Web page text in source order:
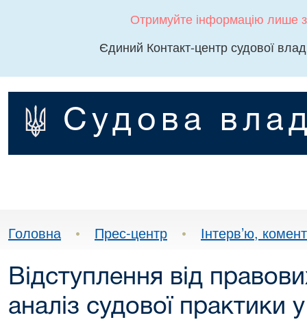
Отримуйте інформацію лише
Єдиний Контакт-центр судової
Судова
Головна • Прес-центр • Інтерв’ю,
Відступлення від
аналіз судової практики